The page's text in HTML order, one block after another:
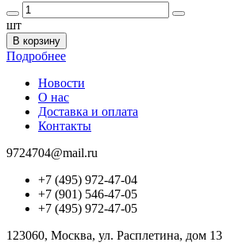
шт
В корзину
Подробнее
Новости
О нас
Доставка и оплата
Контакты
9724704@mail.ru
+7 (495) 972-47-04
+7 (901) 546-47-05
+7 (495) 972-47-05
123060, Москва, ул. Расплетина, дом 13